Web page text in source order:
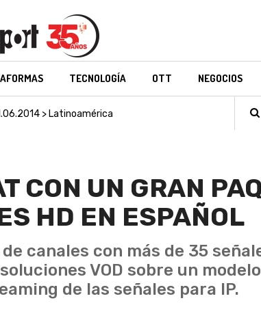
TECNOLOGÍA OTT NEGOCIOS
> Latinoamérica
CON UN GRAN
HD EN ESPAÑOL
canales con más de 35
VOD sobre un
de las señales para IP.